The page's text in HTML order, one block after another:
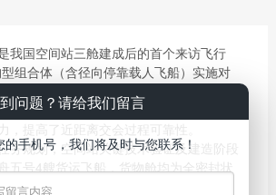
我国空间站三舱建成后的首个来访飞行
组合体（含径向停靠载人飞船）实施对
量级，这也是我国首次在空间站有人驻留
交会对接，具备故障情况下手控遥操作交
，提高了近距离交会过程可靠性。
务规划，空间站关键技术验证及建造阶段
五号4艘货运飞船，货物舱均为全密封状
问题？请给我们留言
的手机号，我们将及时与您联系！